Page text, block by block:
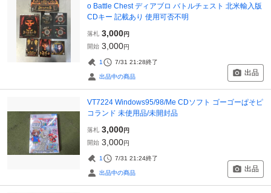
o Battle Chest ディアブロ バトルチェスト 北米輸入版
CDキー 記載あり 使用可否不明
落札 3,000円
開始 3,000円
1 7/31 21:28終了
出品中の商品 出品
VT7224 Windows95/98/Me CDソフト ゴーゴーぱそピ
コランド 未使用品/未開封品
落札 3,000円
開始 3,000円
1 7/31 21:24終了
出品中の商品 出品